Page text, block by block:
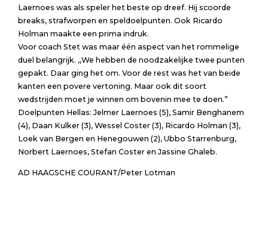
Laernoes was als speler het beste op dreef. Hij scoorde
breaks, strafworpen en speldoelpunten. Ook Ricardo
Holman maakte een prima indruk.
Voor coach Stet was maar één aspect van het rommelige
duel belangrijk. ,,We hebben de noodzakelijke twee punten
gepakt. Daar ging het om. Voor de rest was het van beide
kanten een povere vertoning. Maar ook dit soort
wedstrijden moet je winnen om bovenin mee te doen.”
Doelpunten Hellas: Jelmer Laernoes (5), Samir Benghanem
(4), Daan Kulker (3), Wessel Coster (3), Ricardo Holman (3),
Loek van Bergen en Henegouwen (2), Ubbo Starrenburg,
Norbert Laernoes, Stefan Coster en Jassine Ghaleb.
AD HAAGSCHE COURANT/Peter Lotman